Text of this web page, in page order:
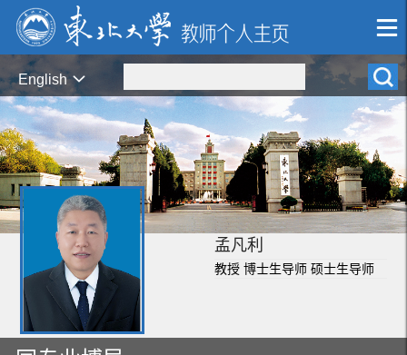
English
孟凡利
教授 博士生导师 硕士生导师